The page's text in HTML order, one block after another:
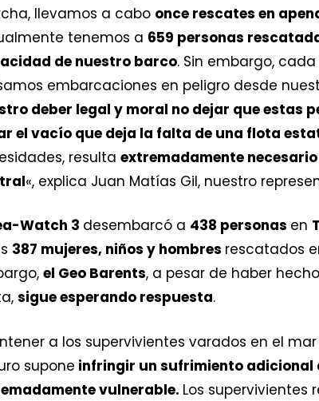
llevamos a cabo once rescates en
tenemos a 659 personas
de nuestro barco. Sin embargo,
embarcaciones en peligro desde
deber legal y moral no dejar que estas
el vacío que deja la falta de una flota
resulta extremadamente
«, explica Juan Matías Gil, nuestro
Watch 3 desembarcó a 438 personas en
387 mujeres, niños y hombres rescatados
el Geo Barents, a pesar de haber
sigue esperando respuesta.
a los supervivientes varados en el
supone infringir un sufrimiento adicional
vulnerable. Los supervivientes